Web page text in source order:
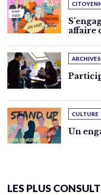
affaire
ARCHIVES
CULTURE
Un
LES PLUS